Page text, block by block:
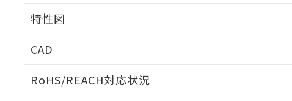
特性図
CAD
RoHS/REACH対応状況